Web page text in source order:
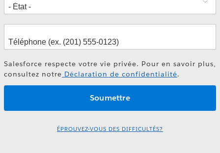
Salesforce respecte votre vie privée. Pour en savoir plus,
consultez notre Déclaration de confidentialité.
ÉPROUVEZ-VOUS DES DIFFICULTÉS?